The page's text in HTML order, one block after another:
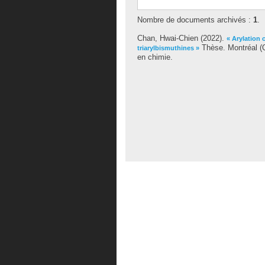
Nombre de documents archivés : 1.
Chan, Hwai-Chien (2022). « Arylation
triarylbismuthines » Thèse. Montréal
en chimie.